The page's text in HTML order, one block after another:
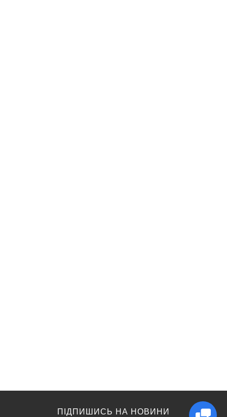
ПІДПИШИСЬ НА НОВИНИ